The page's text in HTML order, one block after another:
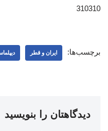
310310
برچسب‌ها: ایران و قطر
دیدگاهتان را بنویسید